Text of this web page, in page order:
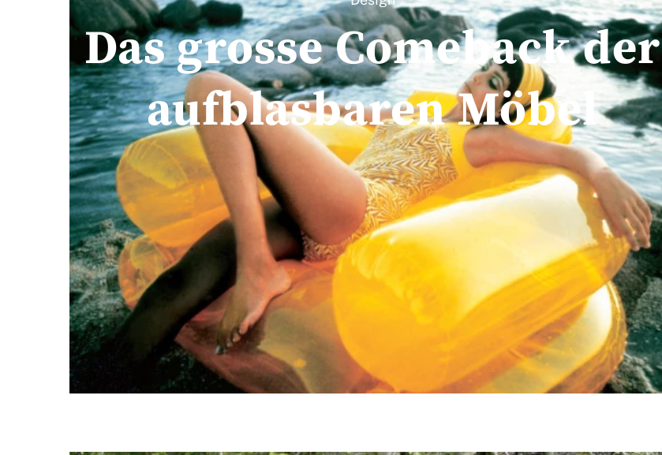
Das grosse Comeback der
aufblasbaren Möbel